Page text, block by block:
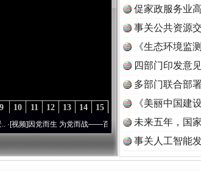
15
14
13
12
11
10
9
党而生 为党而战——百年“纪”事⑧加强纪律..·[视频]牢记初心
促家政服务业
事关公共资源
《生态环境监
读
四部门印发意
多部门联合部
《美丽中国建
未来五年，国
事关人工智能